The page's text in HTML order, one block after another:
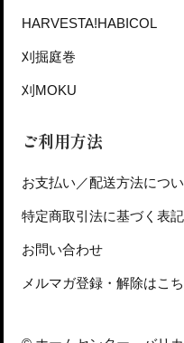
HARVESTA!HABICOL
刈掘庭巻
刈MOKU
ご利用方法
お支払い／配送方法につ
特定商取引法に基づく表
お問い合わせ
メルマガ登録・解除はこ